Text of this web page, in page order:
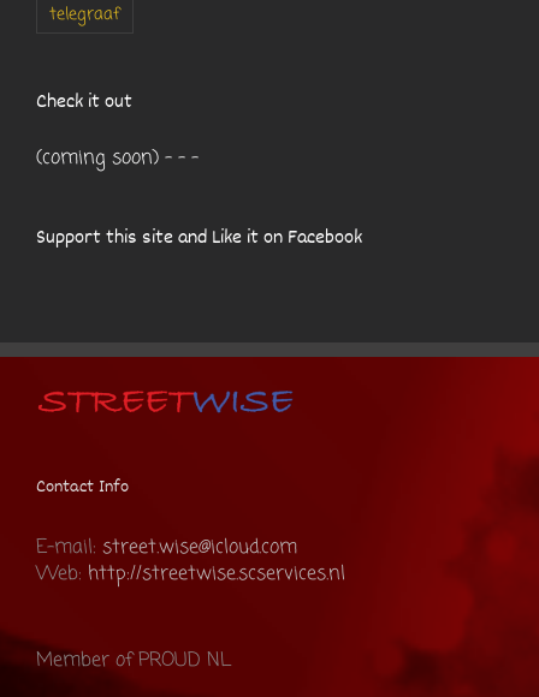
telegraaf
Check it out
(coming soon) - - -
Support this site and Like it on Facebook
Contact Info
E-mail: street.wise@icloud.com
Web: http://streetwise.scservices.nl
Member of PROUD NL